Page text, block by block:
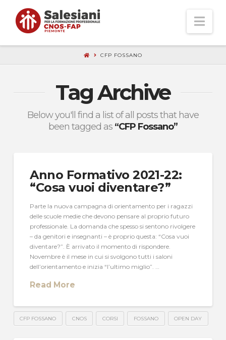
CFP FOSSANO
Tag Archive
Below you'll find a list of all posts that have
been tagged as “CFP Fossano”
Anno Formativo 2021-22:
“Cosa vuoi diventare?”
Parte la nuova campagna di orientamento per i ragazzi
delle scuole medie che devono pensare al proprio futuro
professionale. La domanda che spesso si sentono rivolgere
– da genitori e insegnanti – è proprio questa: “Cosa vuoi
diventare?”. È arrivato il momento di rispondere.
Novembre è il mese in cui si svolgono tutti i saloni
dell’orientamento e inizia “l’ultimo miglio”. …
Read More
CFP FOSSANO CNOS CORSI FOSSANO OPEN DAY